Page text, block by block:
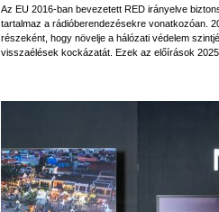
Az EU 2016-ban bevezetett RED irányelve
tartalmaz a rádióberendezésekre vonatkozóan.
részeként, hogy növelje a hálózati védelem
visszaélések kockázatát. Ezek az előírások